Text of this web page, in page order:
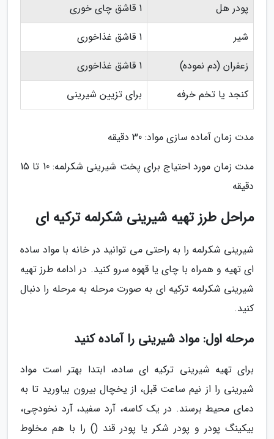
پودر هل
1 قاشق چای خوری
شیر
1 قاشق غذاخوری
زعفران (دم نموده)
1 قاشق غذاخوری
کنجد یا تخم خرفه
برای تزیین شیرینی
مدت زمان آماده سازی مواد: 30 دقیقه
مدت زمان مورد احتیاج برای پخت شیرینی شکرلمه: 10 تا 15
دقیقه
مراحل طرز تهیه شیرینی شکرلمه ترکیه ای
شیرینی شکرلمه را به راحتی می توانید در خانه با مواد ساده
ای تهیه و همراه با چای یا قهوه سرو کنید. در ادامه طرز تهیه
شیرینی شکرلمه ترکیه ای به صورت مرحله به مرحله را دنبال
کنید.
مرحله اول: مواد شیرینی را آماده کنید
برای تهیه شیرینی ترکیه ای ساده، ابتدا بهتر است مواد
شیرینی را از نیم ساعت قبل، از یخچال بیرون بیاورید تا به
دمای محیط برسند. در یک کاسه، آرد سفید، آرد نخودچی،
بیکینگ پودر و پودر شکر یا پودر قند () را با هم مخلوط